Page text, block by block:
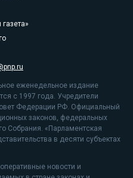
еженедельное издание
с 1997 года. Учредители
Федерации РФ. Официальный
законов, федеральных
Собрания. «Парламентская
в десяти субъектах
новости и